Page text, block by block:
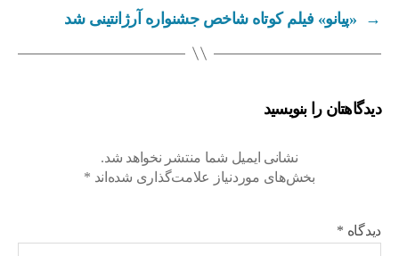
→
«پیانو» فیلم کوتاه شاخص جشنواره آرژانتینی شد
دیدگاهتان را بنویسید
نشانی ایمیل شما منتشر نخواهد شد.
بخش‌های موردنیاز علامت‌گذاری شده‌اند *
دیدگاه *